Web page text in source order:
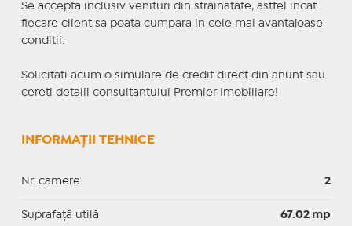
Se accepta inclusiv venituri din strainatate, astfel incat
fiecare client sa poata cumpara in cele mai avantajoase
conditii.
Solicitati acum o simulare de credit direct din anunt sau
cereti detalii consultantului Premier Imobiliare!
INFORMAȚII TEHNICE
Nr. camere 2
Suprafaţă utilă 67.02 mp